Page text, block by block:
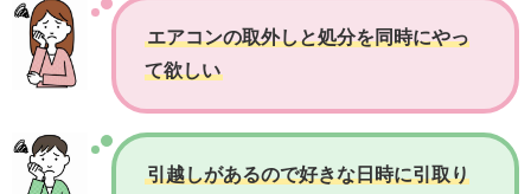
エアコンの取外しと処分を同時にやっ
て欲しい
引越しがあるので好きな日時に引取り